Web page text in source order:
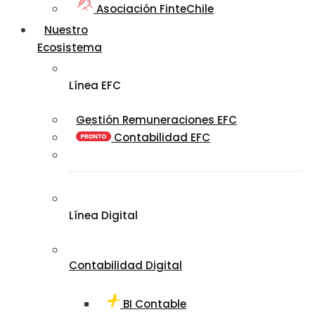
Asociación FinteChile
Nuestro
Ecosistema
Línea EFC
Gestión Remuneraciones EFC
Contabilidad EFC
Línea Digital
Contabilidad Digital
BI Contable